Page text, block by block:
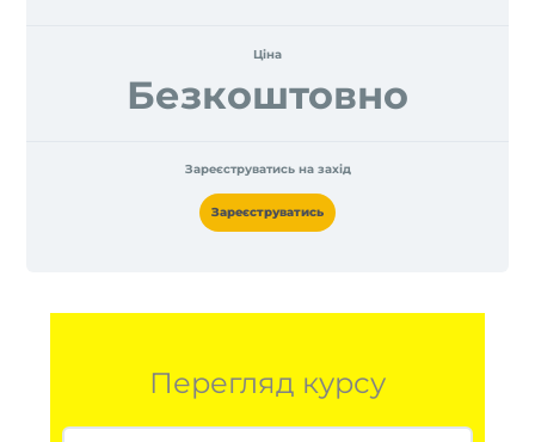
Ціна
Безкоштовно
Зареєструватись на захід
Зареєструватись
Перегляд курсу